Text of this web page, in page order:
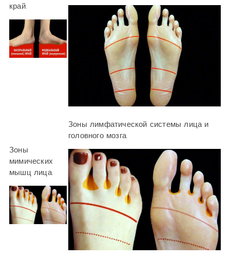
край.
Зоны
мимических
мышц лица.
Зоны лимфатической системы лица и
головного мозга.